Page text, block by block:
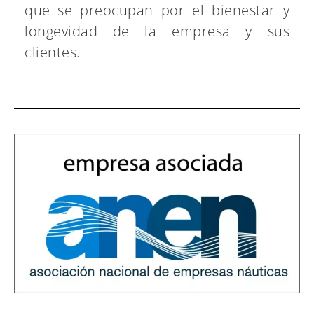
que se preocupan por el bienestar y
longevidad de la empresa y sus
clientes.